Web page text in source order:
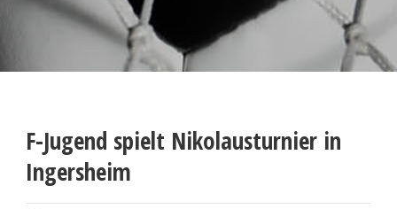
F-Jugend spielt Nikolausturnier in
Ingersheim